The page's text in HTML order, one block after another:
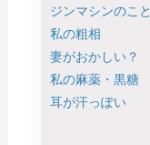
ジンマシンのこと
私の粗相
妻がおかしい？
私の麻薬・黒糖
耳が汗っぽい